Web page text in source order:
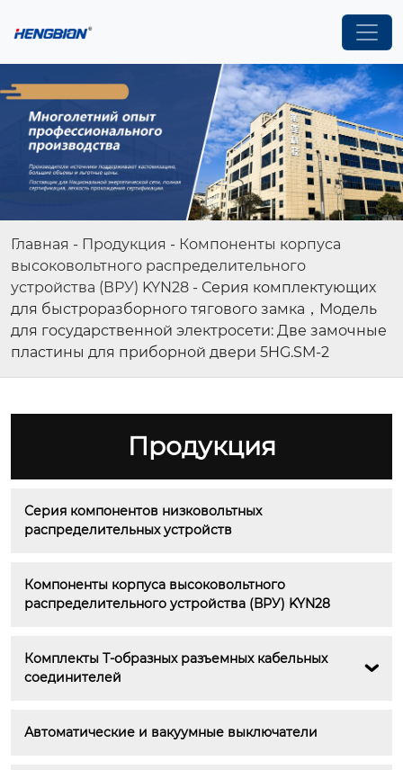
Главная - Продукция - Компоненты корпуса
высоковольтного распределительного
устройства (ВРУ) KYN28 - Серия комплектующих
для быстроразборного тягового замка，Модель
для государственной электросети: Две замочные
пластины для приборной двери 5HG.SM-2
Продукция
Серия компонентов низковольтных
распределительных устройств
Компоненты корпуса высоковольтного
распределительного устройства (ВРУ) KYN28
Комплекты Т-образных разъемных кабельных
соединителей

Автоматические и вакуумные выключатели